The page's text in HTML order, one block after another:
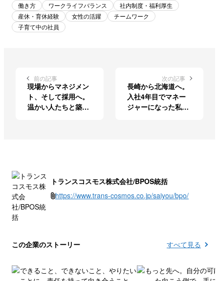
働き方 ワークライフバランス
社内制度・福利厚生
産休・育休経験
女性の活躍
チームワーク
子育て中の社員
前の記事
現場からマネジメン
ト、そして採用へ。
温かい人たちと築い
次の記事
長崎から北海道へ。
入社4年目でマネー
ジャーになった私の
トランスコスモス株式会社/BPOS統括
https://www.trans-cosmos.co.jp/saiyou/bpo/
この企業のストーリー すべて見る